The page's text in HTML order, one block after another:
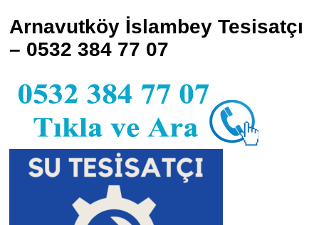
Arnavutköy İslambey Tesisatçı
– 0532 384 77 07